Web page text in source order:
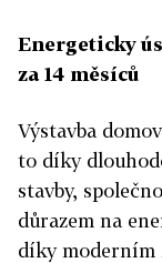
Energeticky
za 14 měsíců
Výstavba
to díky
stavby,
důrazem na
díky moderním